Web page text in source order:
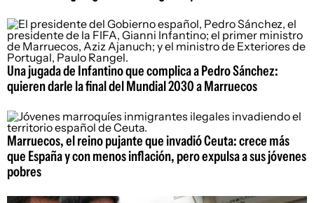
Una jugada de Infantino que complica a Pedro Sánchez:
quieren darle la final del Mundial 2030 a Marruecos
Marruecos, el reino pujante que invadió Ceuta: crece más
que España y con menos inflación, pero expulsa a sus jóvenes
pobres